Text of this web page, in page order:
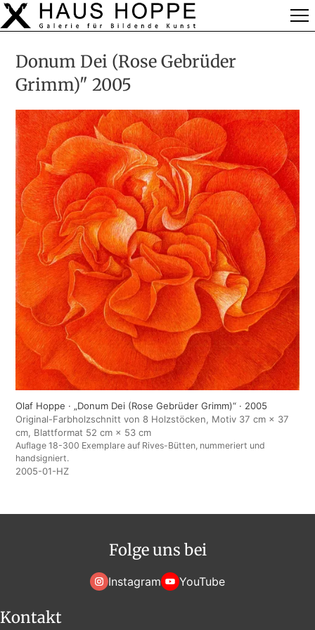
Donum Dei (Rose Gebrüder
Grimm)" 2005
Olaf Hoppe · „Donum Dei (Rose Gebrüder Grimm)“ · 2005
Original-Farbholzschnitt von 8 Holzstöcken, Motiv 37 cm × 37
cm, Blattformat 52 cm × 53 cm
Auflage 18-300 Exemplare auf Rives-Bütten, nummeriert und
handsigniert.
2005-01-HZ
Folge uns bei
Instagram YouTube
Kontakt